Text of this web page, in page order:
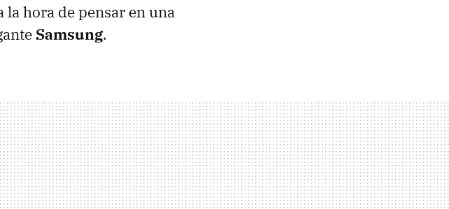
hora de pensar en una
Samsung.